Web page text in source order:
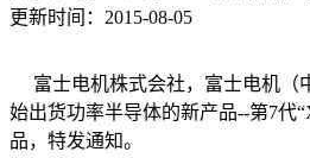
更新时间：2015-08-05
富士电机株式会社，富士电机（
始出货功率半导体的新产品--第7代
品，特发通知。